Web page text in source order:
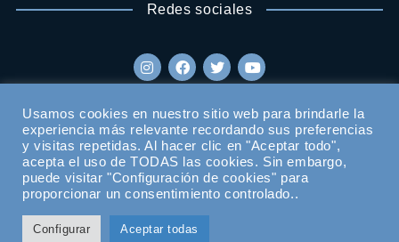
Redes sociales
Usamos cookies en nuestro sitio web para brindarle la
experiencia más relevante recordando sus preferencias
y visitas repetidas. Al hacer clic en "Aceptar todo",
acepta el uso de TODAS las cookies. Sin embargo,
puede visitar "Configuración de cookies" para
proporcionar un consentimiento controlado..
Configurar Aceptar todas